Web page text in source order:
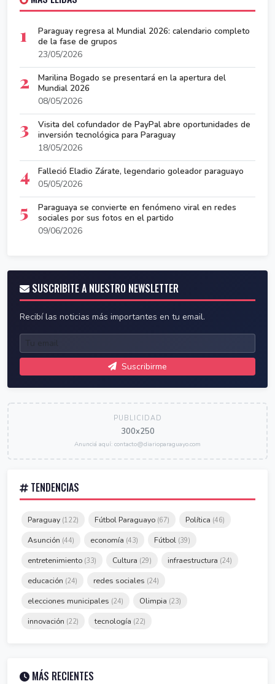
1
Paraguay regresa al Mundial 2026: calendario completo
de la fase de grupos
23/05/2026
2
Marilina Bogado se presentará en la apertura del
Mundial 2026
08/05/2026
3
Visita del cofundador de PayPal abre oportunidades de
inversión tecnológica para Paraguay
18/05/2026
4
Falleció Eladio Zárate, legendario goleador paraguayo
05/05/2026
5
Paraguaya se convierte en fenómeno viral en redes
sociales por sus fotos en el partido
09/06/2026
SUSCRIBITE A NUESTRO NEWSLETTER
Recibí las noticias más importantes en tu email.
Suscribirme
PUBLICIDAD
300x250
Anunciá aquí: contacto@diarioparaguayo.com
TENDENCIAS
Paraguay (122) Fútbol Paraguayo (67) Política (46)
Asunción (44) economía (43) Fútbol (39)
entretenimiento (33) Cultura (29) infraestructura (24)
educación (24) redes sociales (24)
elecciones municipales (24) Olimpia (23)
innovación (22) tecnología (22)
MÁS RECIENTES